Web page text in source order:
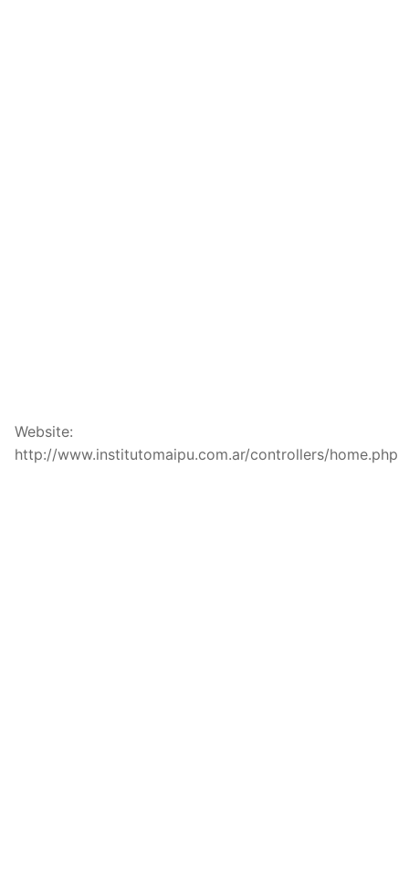
Website:
http://www.institutomaipu.com.ar/controllers/home.php